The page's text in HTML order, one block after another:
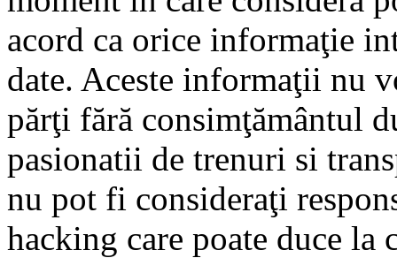
acord ca orice informaţie
date. Aceste informaţii nu
părţi fără consimţământul
pasionatii de trenuri si
nu pot fi consideraţi
hacking care poate duce la